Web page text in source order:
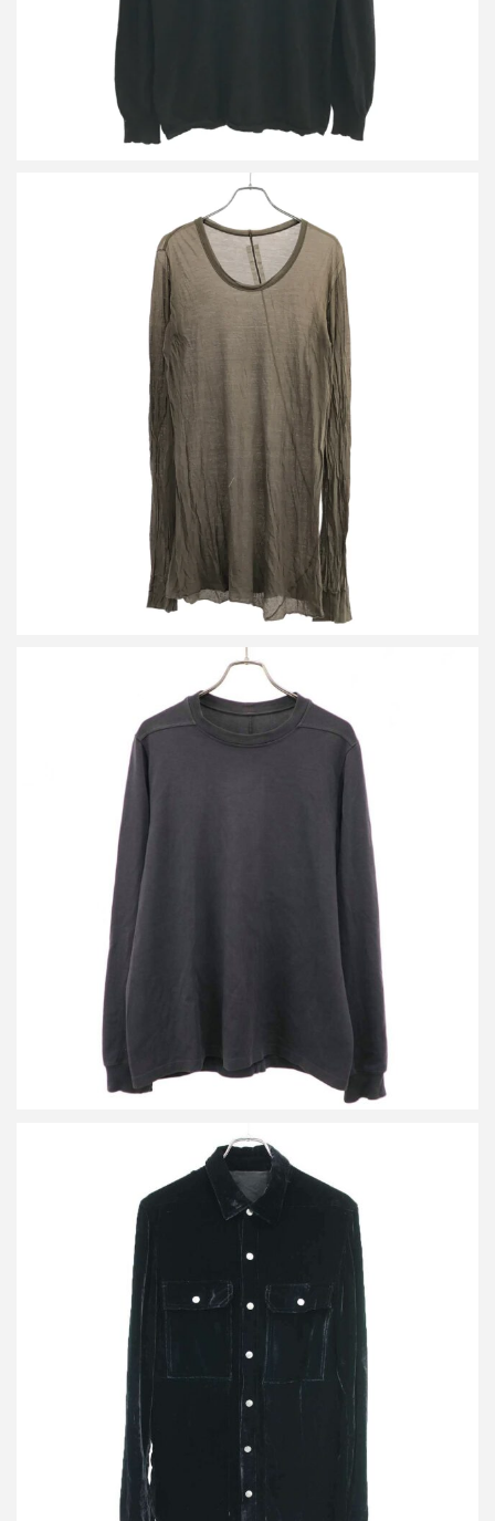
リックオウエンス 15SS ロングスリーブカットソー
リックオウエンス 19SS ヘビーコットンクルーネックロングスリ
リックオウエンス 21AW Velvet Outer Shirt ベルベットシャツジャ
詳しく見る